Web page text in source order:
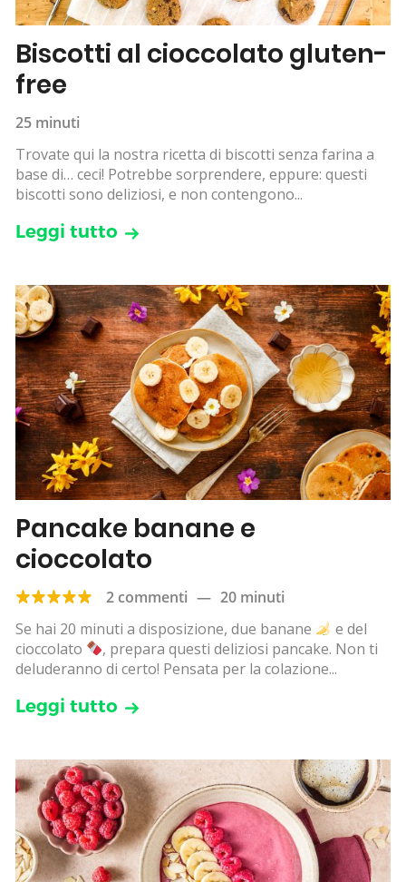
Biscotti al cioccolato gluten-
free
25 minuti
Trovate qui la nostra ricetta di biscotti senza farina a
base di… ceci! Potrebbe sorprendere, eppure: questi
biscotti sono deliziosi, e non contengono...
Leggi tutto
Pancake banane e
cioccolato
2 commenti — 20 minuti
Se hai 20 minuti a disposizione, due banane
e del
cioccolato
, prepara questi deliziosi pancake. Non ti
deluderanno di certo! Pensata per la colazione...
Leggi tutto